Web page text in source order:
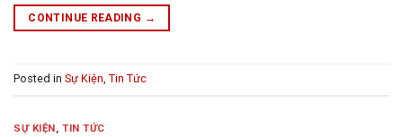
CONTINUE READING →
Posted in Sự Kiện, Tin Tức
SỰ KIỆN,TIN TỨC